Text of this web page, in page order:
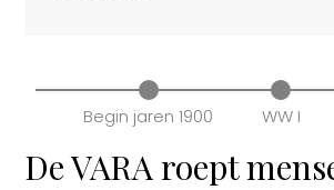
Begin jaren 1900 WW I
De VARA roept